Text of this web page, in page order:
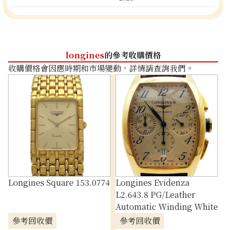
longines的參考收購價格
收購價格會因應時期和市場變動，詳情請查詢我們。
Longines Square 153.0774
參考回收價
Longines Evidenza
L2.643.8 PG/Leather
Automatic Winding White
參考回收價